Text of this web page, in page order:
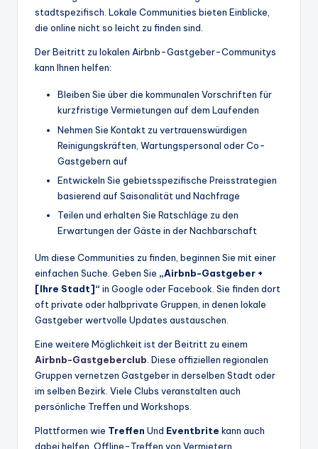
stadtspezifisch. Lokale Communities bieten Einblicke,
die online nicht so leicht zu finden sind.
Der Beitritt zu lokalen Airbnb-Gastgeber-Communitys
kann Ihnen helfen:
Bleiben Sie über die kommunalen Vorschriften für
kurzfristige Vermietungen auf dem Laufenden
Nehmen Sie Kontakt zu vertrauenswürdigen
Reinigungskräften, Wartungspersonal oder Co-
Gastgebern auf
Entwickeln Sie gebietsspezifische Preisstrategien
basierend auf Saisonalität und Nachfrage
Teilen und erhalten Sie Ratschläge zu den
Erwartungen der Gäste in der Nachbarschaft
Um diese Communities zu finden, beginnen Sie mit einer
einfachen Suche. Geben Sie „Airbnb-Gastgeber +
[Ihre Stadt]“ in Google oder Facebook. Sie finden dort
oft private oder halbprivate Gruppen, in denen lokale
Gastgeber wertvolle Updates austauschen.
Eine weitere Möglichkeit ist der Beitritt zu einem
Airbnb-Gastgeberclub . Diese offiziellen regionalen
Gruppen vernetzen Gastgeber in derselben Stadt oder
im selben Bezirk. Viele Clubs veranstalten auch
persönliche Treffen und Workshops.
Plattformen wie Treffen Und Eventbrite kann auch
dabei helfen, Offline-Treffen von Vermietern